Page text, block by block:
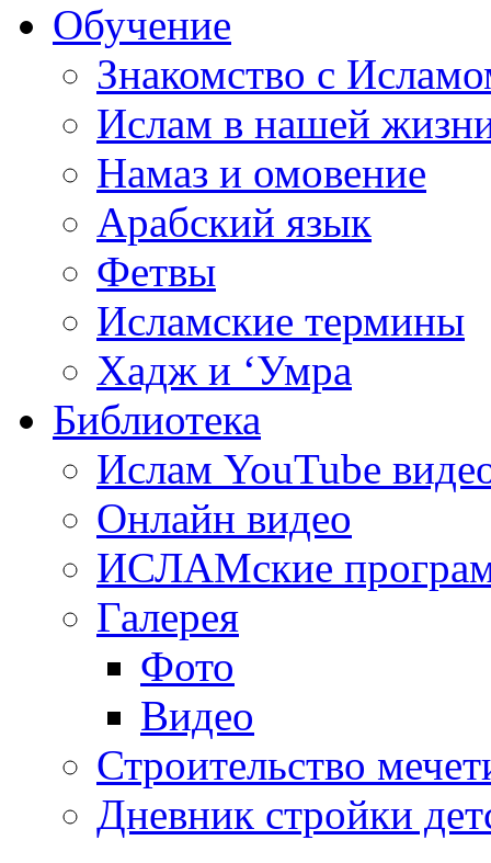
Обучение
Знакомство с
Ислам в нашей
Намаз и омовение
Арабский язык
Фетвы
Исламские термины
Хадж и ‘Умра
Библиотека
Ислам YouTube
Онлайн видео
ИСЛАМские
Галерея
Фото
Видео
Строительство
Дневник стройки